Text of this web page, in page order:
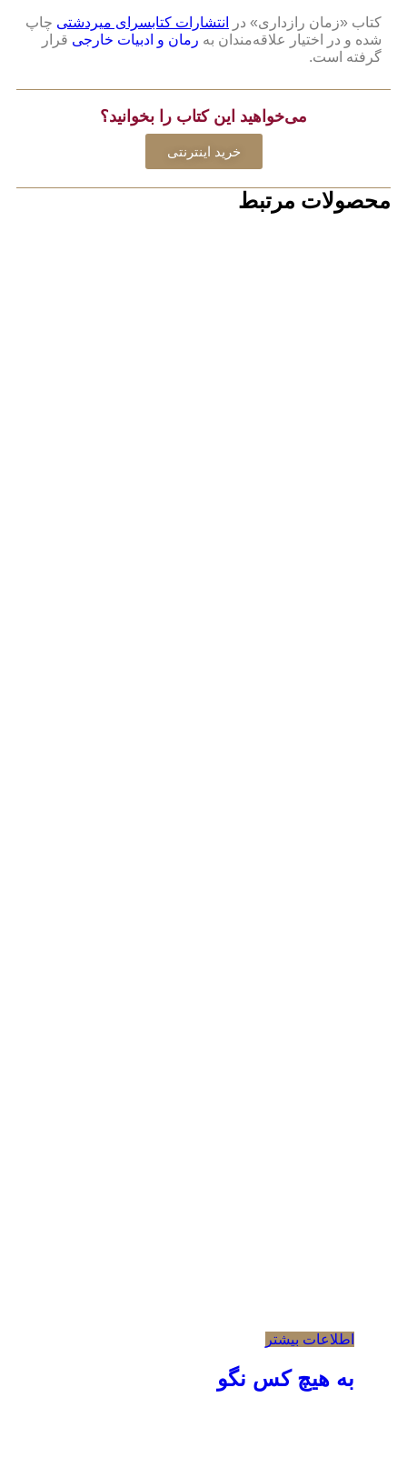
کتاب «زمان رازداری» در انتشارات کتابسرای میردشتی چاپ
شده و در اختیار علاقه‌‌مندان به رمان و ادبیات خارجی قرار
گرفته است.
می‌خواهید این کتاب را بخوانید؟
خرید اینترنتی
محصولات مرتبط
اطلاعات بیشتر
به هیچ کس نگو